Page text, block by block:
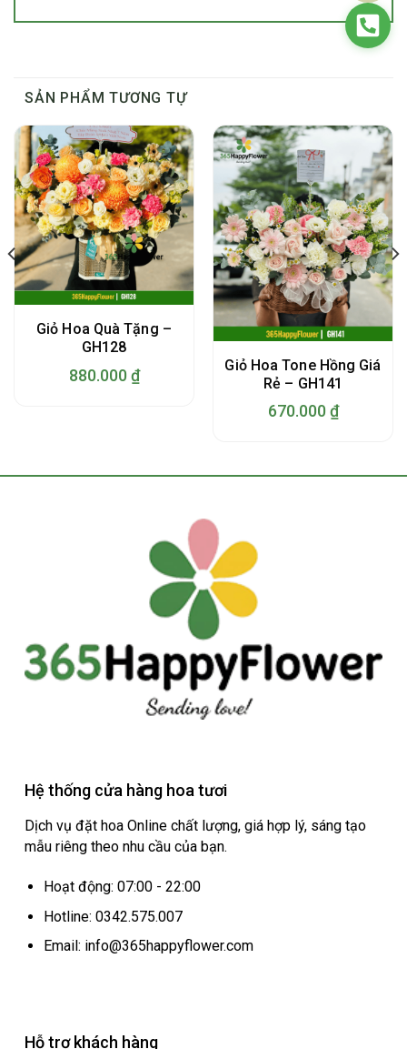
SẢN PHẨM TƯƠNG TỰ
Giỏ Hoa Quà Tặng –
GH128
880.000 ₫
Giỏ Hoa Tone Hồng Giá
Rẻ – GH141
670.000 ₫
Hệ thống cửa hàng hoa tươi
Dịch vụ đặt hoa Online chất lượng, giá hợp lý, sáng tạo
mẫu riêng theo nhu cầu của bạn.
Hoạt động: 07:00 - 22:00
Hotline: 0342.575.007
Email: info@365happyflower.com
Hỗ trợ khách hàng